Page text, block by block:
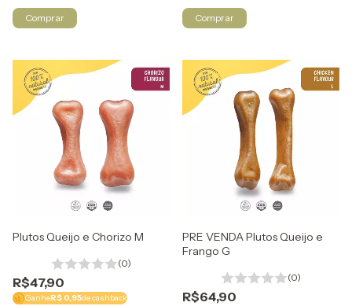
Plutos Queijo e Chorizo M
(0)
R$47,90
GanheR$ 0,95de cashback
PRE VENDA Plutos Queijo e
Frango G
(0)
R$64,90